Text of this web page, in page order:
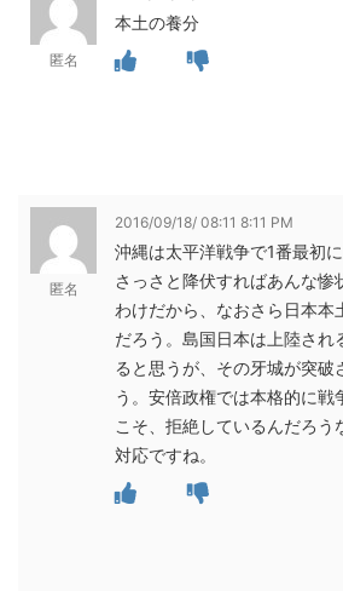
匿名
本土の養分
匿名
2016/09/18/ 08:11 8:11 PM
沖縄は太平洋戦争で1番最初
さっさと降伏すればあんな惨
わけだから、なおさら日本本
だろう。島国日本は上陸され
ると思うが、その牙城が突破
う。安倍政権では本格的に戦
こそ、拒絶しているんだろう
対応ですね。